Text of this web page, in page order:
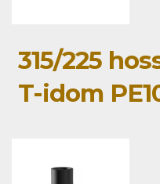
315/225
T-idom